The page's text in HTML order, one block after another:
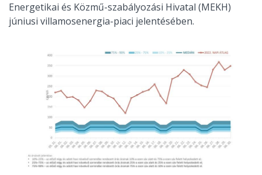
Energetikai és Közmű-szabályozási Hivatal (MEKH)
júniusi villamosenergia-piaci jelentésében.